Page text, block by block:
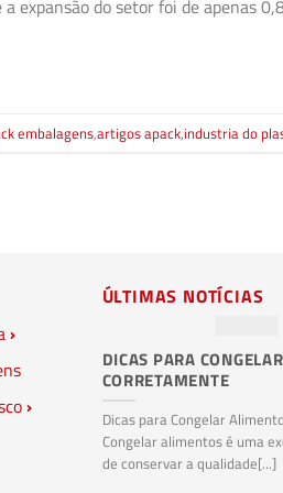
expansão do setor foi de apenas
embalagens,artigos apack,industria do
›
›
ÚLTIMAS NOTÍCIAS
DICAS PARA
CORRETAMENTE
Dicas para Congelar
Congelar alimentos é uma
de conservar a qualidade[...]